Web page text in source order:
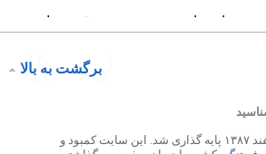
برگشت به بالا
فضول محله در ۱۳ اسفند ۱۳۸۷ پایه گذاری شد. این سایت کمبود و